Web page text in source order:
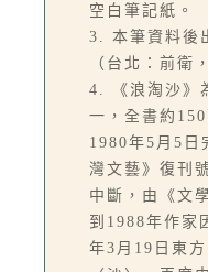
空白筆記紙。
3. 本筆資料後
（台北：前衛
4. 《浪淘沙》
一，全書約
1980年5月5日
灣文藝》復刊
中斷，由《文
到1988年作家
年3月19日東